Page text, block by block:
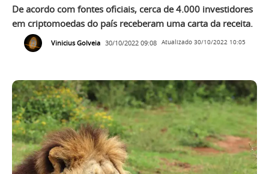
De acordo com fontes oficiais, cerca de 4.000 investidores
em criptomoedas do país receberam uma carta da receita.
Vinicius Golveia 30/10/2022 09:08 Atualizado 30/10/2022 10:05